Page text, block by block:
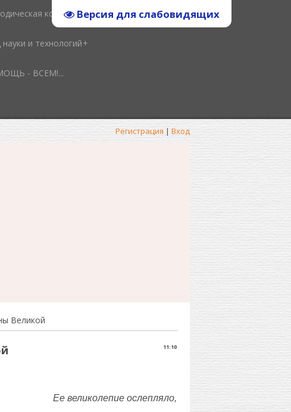
Версия для слабовидящих
копилка
и технологий
- ВСЕМ!...
Регистрация | Вход
Великой
11:10
Ее великолепие ослепляло,